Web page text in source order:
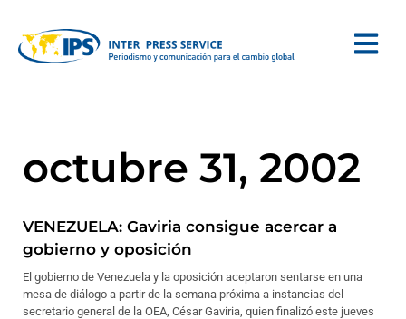
octubre 31, 2002
VENEZUELA: Gaviria consigue acercar a
gobierno y oposición
El gobierno de Venezuela y la oposición aceptaron sentarse en una
mesa de diálogo a partir de la semana próxima a instancias del
secretario general de la OEA, César Gaviria, quien finalizó este jueves